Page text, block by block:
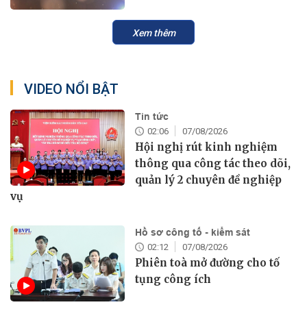
Xem thêm
VIDEO NỔI BẬT
Tin tức
02:06 07/08/2026
Hội nghị rút kinh nghiệm
thông qua công tác theo dõi,
quản lý 2 chuyên đề nghiệp
vụ
Hồ sơ công tố - kiểm sát
02:12 07/08/2026
Phiên toà mở đường cho tố
tụng công ích